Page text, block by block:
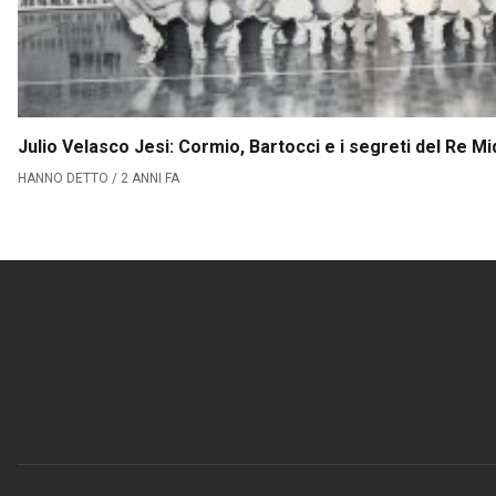
Julio Velasco Jesi: Cormio, Bartocci e i segreti del Re
HANNO DETTO / 2 ANNI FA